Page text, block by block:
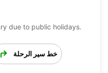
due to public holidays.
خط سير الرحلة